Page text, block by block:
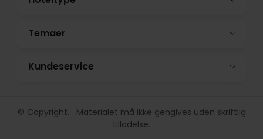
Temaer
Kundeservice
© Copyright. Materialet må ikke gengives uden skriftlig
tilladelse.